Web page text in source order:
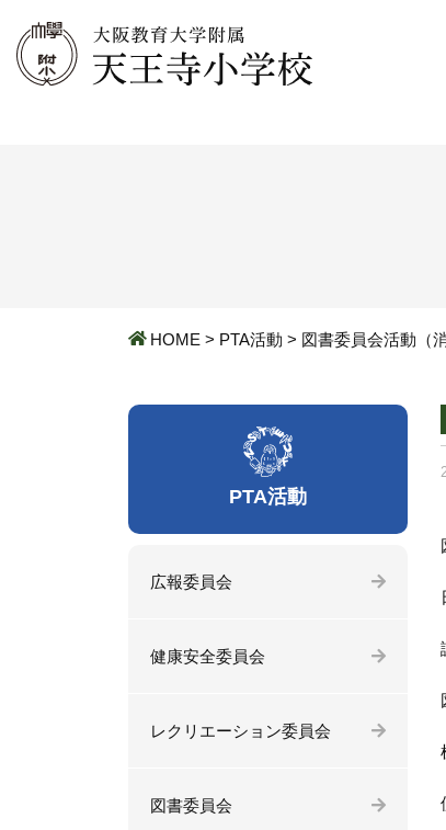
HOME > PTA活動 > 図書委員会活動（
PTA活動
広報委員会
健康安全委員会
レクリエーション委員会
図書委員会